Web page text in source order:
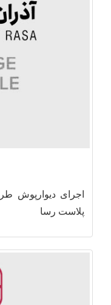
اجرای دیوارپوش
پلاست رسا